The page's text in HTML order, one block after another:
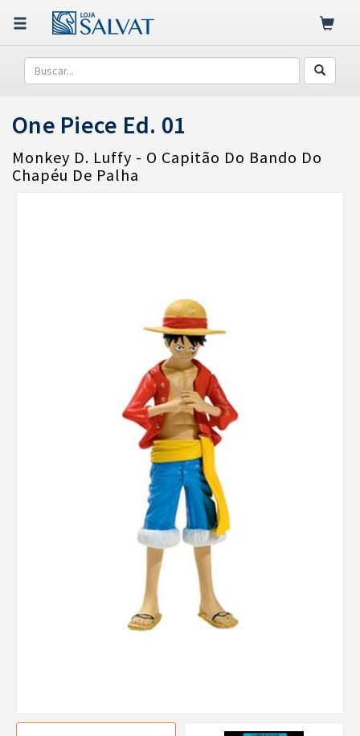
One Piece Ed. 01
Monkey D. Luffy - O Capitão Do Bando Do
Chapéu De Palha